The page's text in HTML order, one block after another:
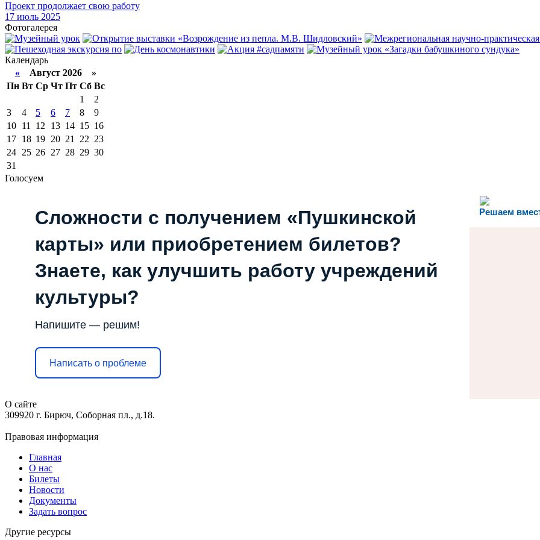
Проект продолжает свою работу
17 июль 2025
Фотогалерея
Календарь
« Август 2026 »
Пн Вт Ср Чт Пт Сб Вс
1
2
3
4 5 6 7 8
9
10 11 12 13 14 15 16
17 18 19 20 21 22 23
24 25 26 27 28 29 30
31
Голосуем
Решаем
Сложности с получением «Пушкинской
карты» или приобретением билетов?
Знаете, как улучшить работу учреждений
культуры?
Напишите — решим!
Написать о проблеме
О сайте
309920 г. Бирюч, Соборная пл., д.18.
Правовая информация
Главная
О нас
Билеты
Новости
Документы
Задать вопрос
Другие ресурсы